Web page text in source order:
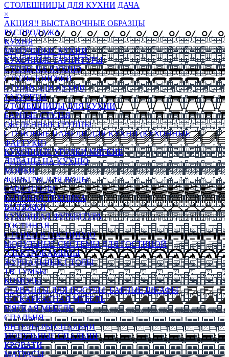
СТОЛЕШНИЦЫ ДЛЯ КУХНИ ДАЧА
×
АКЦИЯ!! ВЫСТАВОЧНЫЕ ОБРАЗЦЫ
РАСПРОДАЖА
КУХНЯ
МОДУЛЬНЫЕ КУХНИ
КУХОННЫЕ ГАРНИТУРЫ
СТОЛЫ НА КУХНЮ
СТОЛЫ КНИЖКИ
СТУЛЬЯ ДЛЯ КУХНИ
ТАБУРЕТЫ
СТОЛЕШНИЦЫ ДЛЯ КУХНИ
БАРНЫЕ СТУЛЬЯ
ОБЕДЕННЫЕ ГРУППЫ
СТЕНОВЫЕ ПАНЕЛИ ДЛЯ КУХНИ (КУХОННЫЕ
ФАРТУКИ)
КУХОННЫЕ УГОЛКИ МЯГКИЕ
ДИВАНЫ НА КУХНЮ
МОЙКИ
ФИЛЬТРЫ ДЛЯ ВОДЫ
СМЕСИТЕЛИ
БЫТОВАЯ ТЕХНИКА
ВЫТЯЖКИ
КУХОННАЯ ФУРНИТУРА
ГОСТИНАЯ
СТЕНКИ В ГОСТИНУЮ
МОДУЛЬНЫЕ СИСТЕМЫ ДЛЯ ГОСТИНОЙ
ЭЛЕКТРОКАМИНЫ
ЖУРНАЛЬНЫЕ СТОЛЫ
ТВ ТУМБЫ
КОМОДЫ
СЕРВАНТЫ ДЛЯ ПОСУДЫ, БАРНЫЕ ШКАФЫ
БЕСКАРКАСНАЯ МЕБЕЛЬ
МЯГКАЯ МЕБЕЛЬ
СПАЛЬНЯ
ИНТЕРЬЕРЫ СПАЛЬНИ
МОДУЛЬНЫЕ СПАЛЬНИ
КРОВАТИ
МАТРАСЫ